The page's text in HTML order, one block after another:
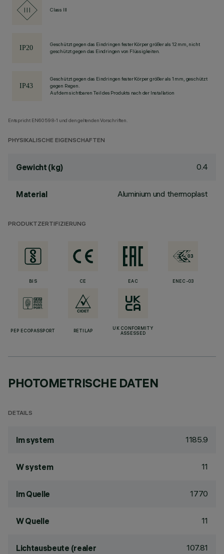
Class III
Geschützt gegen das Eindringen fester Körper größer als 12 mm, nicht
geschützt gegen das Eindringen von Flüssigkeiten.
Geschützt gegen das Eindringen fester Körper größer als 1 mm, geschützt
gegen Regen.
Auf dem sichtbaren Teil des Produkts nach der Installation
Entspricht EN60598-1 und den geltenden Vorschriften.
PHYSIKALISCHE EIGENSCHAFTEN
Gewicht (kg) 0.4
Material Aluminium und thermoplast
PRODUKTZERTIFIZIERUNG
BIS CE EAC ENEC-03
PEP ECOPASSPORT RETILAP
UK CONFORMITY
ASSESSED
PHOTOMETRISCHE DATEN
DETAILS
lm system 1185.9
W system 11
lm Quelle 1770
W Quelle 11
Lichtausbeute (realer 107.81